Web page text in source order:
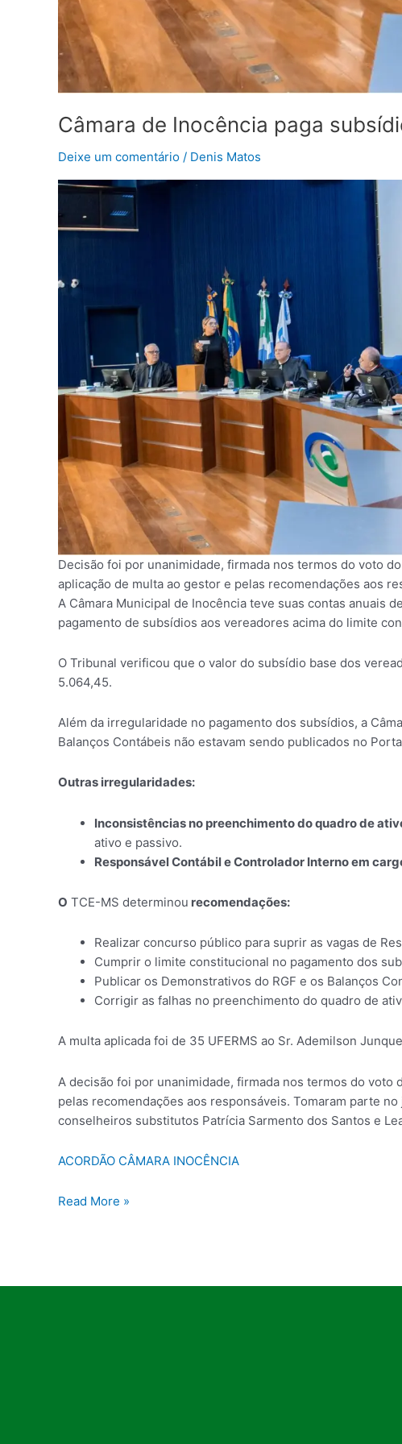
Câmara de Inocência paga
Deixe um comentário / Denis Matos
Decisão foi por unanimidade, firmada nos termos do voto
aplicação de multa ao gestor e pelas recomendações aos
A Câmara Municipal de Inocência teve suas contas anuais
pagamento de subsídios aos vereadores acima do limite
O Tribunal verificou que o valor do subsídio base dos
5.064,45.
Além da irregularidade no pagamento dos subsídios, a
Balanços Contábeis não estavam sendo publicados no
Outras irregularidades:
Inconsistências no preenchimento do quadro de
ativo e passivo.
Responsável Contábil e Controlador Interno em
O TCE-MS determinou recomendações:
Realizar concurso público para suprir as vagas de
Cumprir o limite constitucional no pagamento dos
Publicar os Demonstrativos do RGF e os Balanços
Corrigir as falhas no preenchimento do quadro de
A multa aplicada foi de 35 UFERMS ao Sr. Ademilson
A decisão foi por unanimidade, firmada nos termos do
pelas recomendações aos responsáveis. Tomaram parte
conselheiros substitutos Patrícia Sarmento dos Santos e
ACORDÃO CÂMARA INOCÊNCIA
Read More »